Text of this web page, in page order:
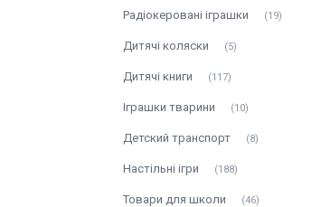
Радіокеровані іграшки 19
Дитячі коляски 5
Дитячі книги 117
Іграшки тварини 10
Детский транспорт 8
Настільні ігри 188
Товари для школи 46